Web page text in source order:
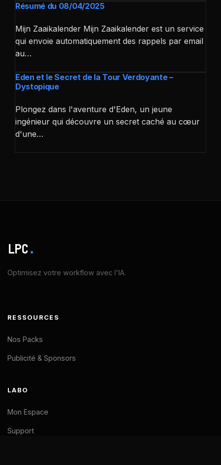
Résumé du 08/04/2025
Mijn Zaaikalender Mijn Zaaikalender est un service
qui envoie automatiquement des rappels par email
au…
Eden et le Secret de la Tour Verdoyante –
Dystopique
Plongez dans l'aventure d'Eden, un jeune
ingénieur qui découvre un secret caché au cœur
d'une…
LPC.
Optimisez votre workflow avec l'IA.
RESSOURCES
Nos Packs
Publicité & Sponsors
LABO
Mon Espace
Support